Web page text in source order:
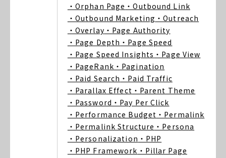
・Orphan Page ・Outbound Link
・Outbound Marketing ・Outreach
・Overlay ・Page Authority
・Page Depth ・Page Speed
・Page Speed Insights ・Page View
・PageRank ・Pagination
・Paid Search ・Paid Traffic
・Parallax Effect ・Parent Theme
・Password ・Pay Per Click
・Performance Budget ・Permalink
・Permalink Structure ・Persona
・Personalization ・PHP
・PHP Framework ・Pillar Page